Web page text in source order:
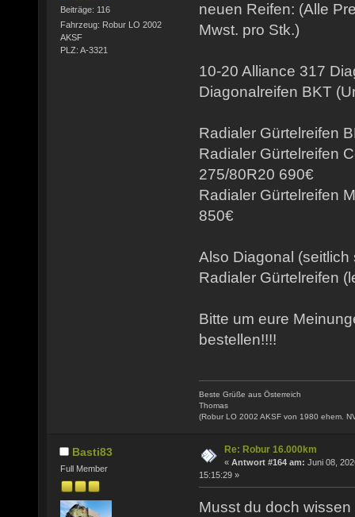
Beiträge: 116
Fahrzeug: Robur LO 2002
AKSF
PLZ: A-3321
neuen Reifen: (Alle
Mwst. pro Stk.)
10-20 Alliance 317
Diagonalreifen BKT
Radialer Gürtelreifen
Radialer Gürtelreifen
275/80R20 690€
Radialer Gürtelreifen
850€
Also Diagonal
Radialer Gürtelreifen
Bitte um eure
bestellen!!!!
Beste Grüße aus Österreich
Thomas
(Robur LO 2002 AKSF von 1980 ehem.
Basti83
Full Member
Re: Robur 16.000km
« Antwort #164 am: Juni 08,
15:15:29 »
Musst du doch